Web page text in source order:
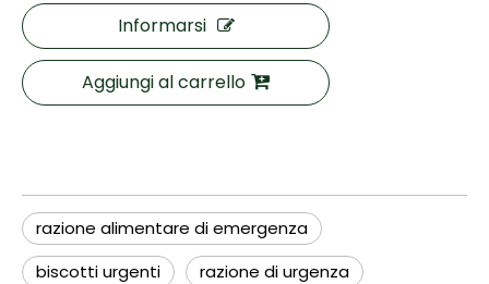
Informarsi
Aggiungi al carrello
razione alimentare di emergenza
biscotti urgenti
razione di urgenza